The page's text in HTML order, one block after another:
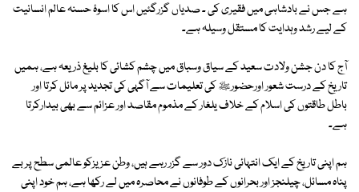
ہے جس نے بادشاہی میں فقیری کی ۔ صدیاں گزرگئیں اس کا اسوۂ حسنہ عالم انسانیت
کے لیے رشد وہدایت کا مستقل وسیلہ ہے۔
آج کا دن جشن ولادت سعید کے سیاق وسباق میں چشم کشائی کا بلیغ ذریعہ ہے، ہمیں
تاریخ کے درست شعور اورحضورﷺ کی تعلیمات سے آگہی کی تجدید پر مائل کرتا اور
باطل طاقتوں کی اسلام کے خلاف یلغار کے مذموم مقاصد اور عزائم سے بھی بیدارکرتا
ہے۔
ہم اپنی تاریخ کے ایک انتہائی نازک دور سے گزر رہے ہیں، وطن عزیزکو عالمی سطح پر بے
پناہ مسائل، چیلنجز اور بحرانوں کے طوفانوں نے محاصرہ میں لے رکھا ہے، ہم خود اپنی